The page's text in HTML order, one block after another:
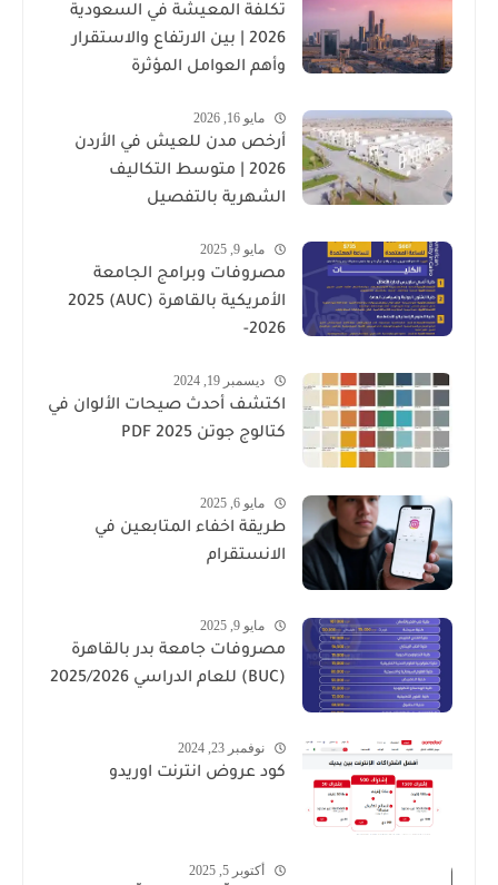
تكلفة المعيشة في السعودية
2026 | بين الارتفاع والاستقرار
وأهم العوامل المؤثرة
مايو 16, 2026
أرخص مدن للعيش في الأردن
2026 | متوسط التكاليف
الشهرية بالتفصيل
مايو 9, 2025
مصروفات وبرامج الجامعة
الأمريكية بالقاهرة (AUC) 2025
-2026
ديسمبر 19, 2024
اكتشف أحدث صيحات الألوان في
كتالوج جوتن PDF 2025
مايو 6, 2025
طريقة اخفاء المتابعين في
الانستقرام
مايو 9, 2025
مصروفات جامعة بدر بالقاهرة
(BUC) للعام الدراسي 2025/2026
نوفمبر 23, 2024
كود عروض انترنت اوريدو
أكتوبر 5, 2025